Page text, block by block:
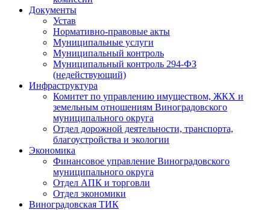
Документы
Устав
Нормативно-правовые акты
Муниципальные услуги
Муниципальный контроль
Муниципальный контроль 294-ФЗ
(недействующий)
Инфраструктура
Комитет по управлению имуществом, ЖКХ и
земельным отношениям Виноградовского
муниципального округа
Отдел дорожной деятельности, транспорта,
благоустройства и экологии
Экономика
Финансовое управление Виноградовского
муниципального округа
Отдел АПК и торговли
Отдел экономики
Виноградовская ТИК